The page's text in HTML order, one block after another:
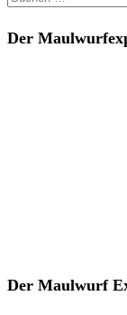
der
Beiträge
Der
Der Maulwurf